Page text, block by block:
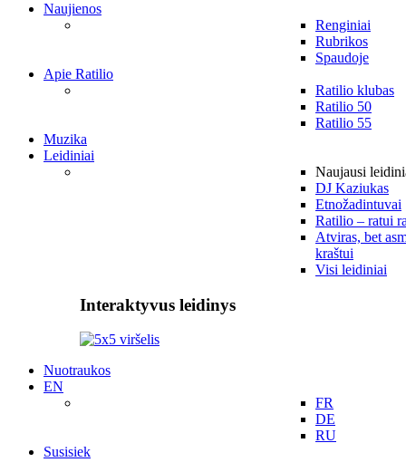
Naujienos
Renginiai
Rubrikos
Spaudoje
Apie Ratilio
Ratilio klubas
Ratilio 50
Ratilio 55
Muzika
Leidiniai
Naujausi
DJ Kaziukas
Etnožadintuvai
Ratilio – ratui
Atviras, bet
kraštui
Visi leidiniai
Interaktyvus leidinys
Nuotraukos
EN
FR
DE
RU
Susisiek